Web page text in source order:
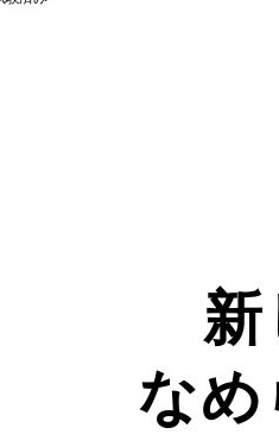
新
なめ